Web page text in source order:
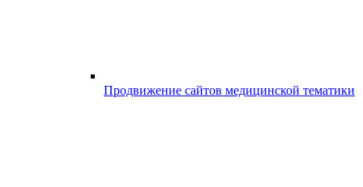
Продвижение сайтов медицинской тематики